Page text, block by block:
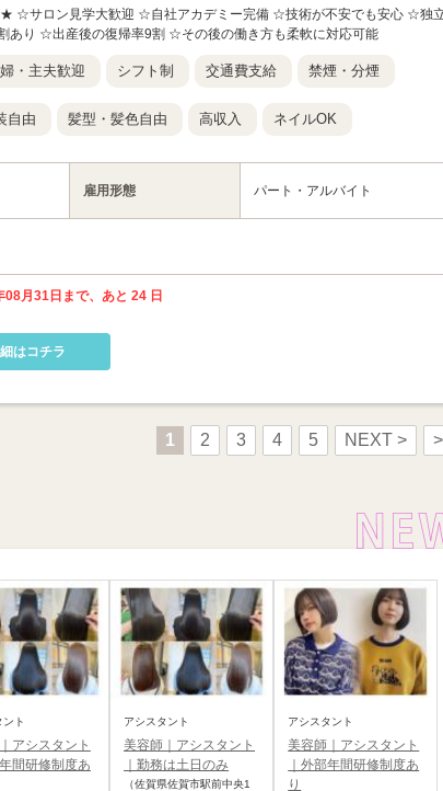
★ ☆サロン見学大歓迎 ☆自社アカデミー完備 ☆技術が不安でも安心 ☆独
あり ☆出産後の復帰率9割 ☆その後の働き方も柔軟に対応可能
・主夫歓迎 シフト制 交通費支給 禁煙・分煙
自由 髪型・髪色自由 高収入 ネイルOK
雇用形態 パート・アルバイト
月31日まで、あと 24 日
はコチラ
1 2 3 4 5 NEXT >
ント
アシスタント
年間研修制度あ
アシスタント
美容師｜アシスタント
｜勤務は土日のみ
（佐賀県佐賀市駅前中央1
アシスタント
美容師｜アシスタント
｜外部年間研修制度あ
り